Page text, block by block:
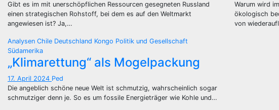
Gibt es im mit unerschöpflichen Ressourcen gesegneten Russland
einen strategischen Rohstoff, bei dem es auf den Weltmarkt
angewiesen ist? Ja,…
Warum wird
ökologisch
von
Analysen Chile Deutschland Kongo Politik und Gesellschaft
Südamerika
„Klimarettung“ als Mogelpackung
17. April 2024 Ped
Die angeblich schöne neue Welt ist schmutzig, wahrscheinlich sogar
schmutziger denn je. So es um fossile Energieträger wie Kohle und…